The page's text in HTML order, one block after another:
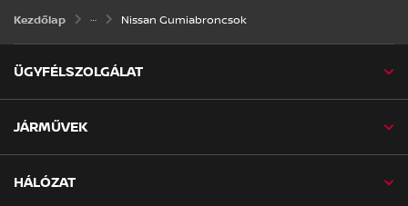
Kezdőlap Nissan Gumiabroncsok
ÜGYFÉLSZOLGÁLAT
JÁRMŰVEK
HÁLÓZAT